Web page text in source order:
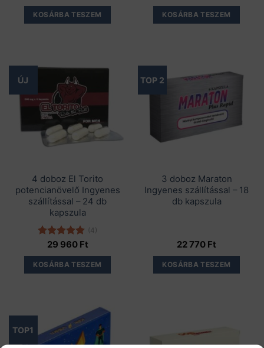
KOSÁRBA TESZEM KOSÁRBA TESZEM
ÚJ
4 doboz El Torito
potencianövelő Ingyenes
szállítással – 24 db
kapszula
Értékelés:
(4)
29 960 Ft
KOSÁRBA TESZEM
TOP 2
3 doboz Maraton
Ingyenes szállítással – 18
db kapszula
22 770 Ft
KOSÁRBA TESZEM
TOP1